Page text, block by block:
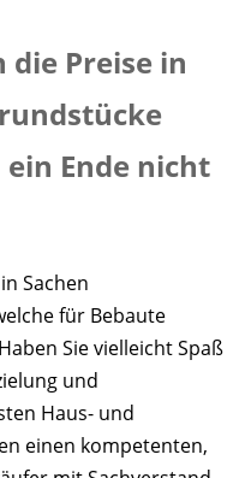
die Preise in
Ende nicht
Sachen
für Bebaute
Sie vielleicht Spaß
und
Haus- und
einen kompetenten,